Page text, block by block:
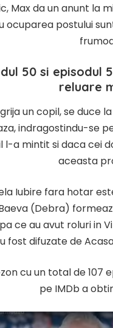
Max da un anunt
ocuparea postului
50 si episodul
reluare
un copil, se
indragostindu-se
l-a mintit si daca cei
aceasta
Iubire fara hotar
(Debra)
ce au avut roluri in
fost difuzate de
cu un total de 107
pe IMDb a